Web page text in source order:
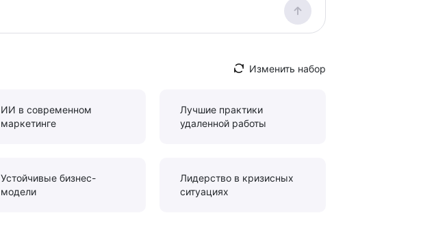
Изменить набор
ИИ в современном
маркетинге
Лучшие практики
удаленной работы
Устойчивые бизнес-
модели
Лидерство в кризисных
ситуациях